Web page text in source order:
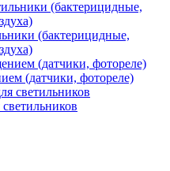
(бактерицидные,
(датчики, фотореле)